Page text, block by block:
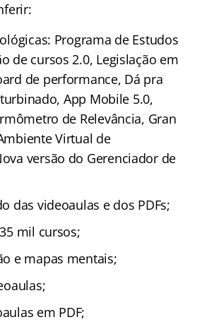
Programa de Estudos
de cursos 2.0, Legislação em
de performance, Dá pra
App Mobile 5.0,
de Relevância, Gran
Virtual de
versão do Gerenciador de
das videoaulas e dos PDFs;
mil cursos;
e mapas mentais;
em PDF;